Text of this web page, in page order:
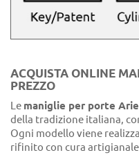
ACQUISTA ONLINE
PREZZO
Le maniglie per porte
della tradizione italiana,
Ogni modello viene
rifinito con cura